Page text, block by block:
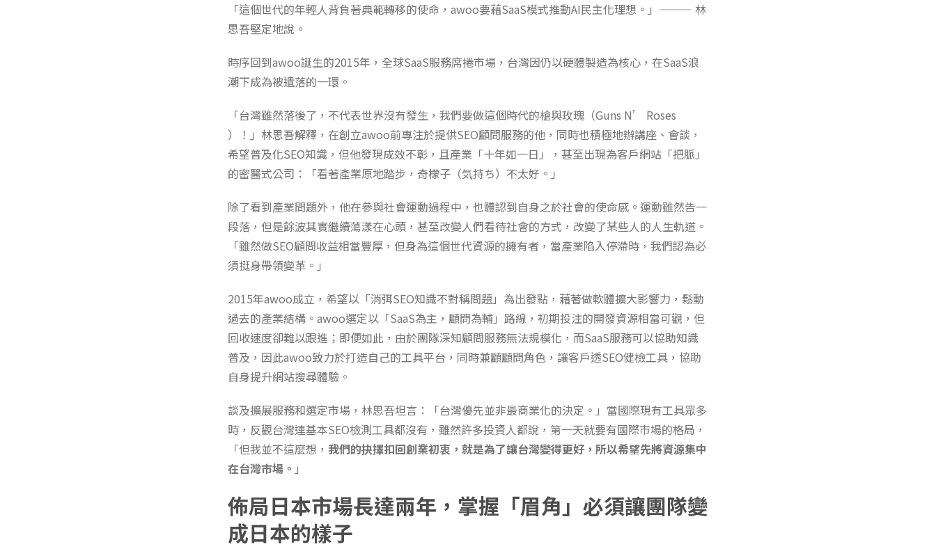
「這個世代的年輕人背負著典範轉移的使命，awoo要藉SaaS模式推動AI民主化理想。」——— 林
思吾堅定地說。
時序回到awoo誕生的2015年，全球SaaS服務席捲市場，台灣因仍以硬體製造為核心，在SaaS浪
潮下成為被遺落的一環。
「台灣雖然落後了，不代表世界沒有發生，我們要做這個時代的槍與玫瑰（Guns N’ Roses
）！」林思吾解釋，在創立awoo前專注於提供SEO顧問服務的他，同時也積極地辦講座、會談，
希望普及化SEO知識，但他發現成效不彰，且產業「十年如一日」，甚至出現為客戶網站「把脈」
的密醫式公司：「看著產業原地踏步，奇檬子（気持ち）不太好。」
除了看到產業問題外，他在參與社會運動過程中，也體認到自身之於社會的使命感。運動雖然告一
段落，但是餘波其實繼續蕩漾在心頭，甚至改變人們看待社會的方式，改變了某些人的人生軌道。
「雖然做SEO顧問收益相當豐厚，但身為這個世代資源的擁有者，當產業陷入停滯時，我們認為必
須挺身帶領變革。」
2015年awoo成立，希望以「消弭SEO知識不對稱問題」為出發點，藉著做軟體擴大影響力，鬆動
過去的產業結構。awoo選定以「SaaS為主，顧問為輔」路線，初期投注的開發資源相當可觀，但
回收速度卻難以跟進；即便如此，由於團隊深知顧問服務無法規模化，而SaaS服務可以協助知識
普及，因此awoo致力於打造自己的工具平台，同時兼顧顧問角色，讓客戶透SEO健檢工具，協助
自身提升網站搜尋體驗。
談及擴展服務和選定市場，林思吾坦言：「台灣優先並非最商業化的決定。」當國際現有工具眾多
時，反觀台灣連基本SEO檢測工具都沒有，雖然許多投資人都說，第一天就要有國際市場的格局，
「但我並不這麼想， 我們的抉擇扣回創業初衷，就是為了讓台灣變得更好，所以希望先將資源集中
在台灣市場。 」
佈局日本市場長達兩年，掌握「眉角」必須讓團隊變
成日本的樣子